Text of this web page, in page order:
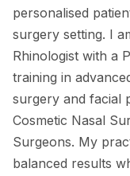
personalised
surgery setting. I
Rhinologist with a
training in
surgery and facial
Cosmetic Nasal
Surgeons. My
balanced results